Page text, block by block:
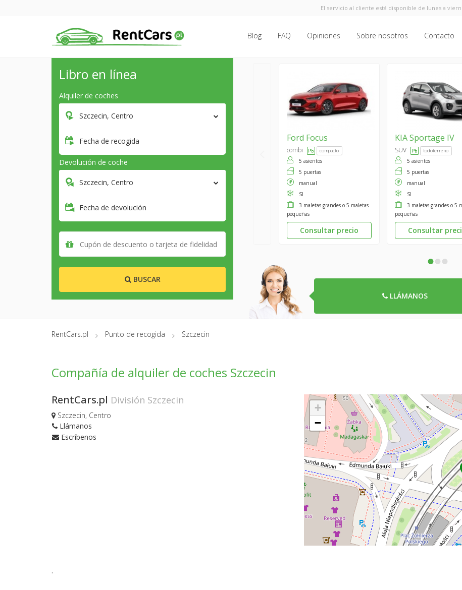
El servicio al cliente está disponible de lunes a
Blog FAQ Opiniones Sobre nosotros Contacto
Libro en línea
Alquiler de coches
Szczecin, Centro
Fecha de recogida
Devolución de coche
Szczecin, Centro
Fecha de devolución
BUSCAR
Ford Focus
combi compacto
5 asientos
5 puertas
manual
SI
3 maletas grandes o 5 maletas
pequeñas
Consultar precio
KIASportage IV
SUV todoterreno
5 asientos
5 puertas
manual
SI
3 maletas grandes o 5
pequeñas
Consultar
•••
LLÁMANOS
RentCars.pl Punto de recogida Szczecin
Compañía de alquiler de coches Szczecin
RentCars.pl División Szczecin
Szczecin, Centro
Llámanos
Escríbenos
+
−
.